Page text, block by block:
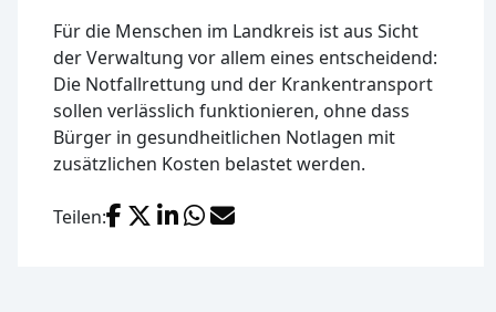
Für die Menschen im Landkreis ist aus Sicht
der Verwaltung vor allem eines entscheidend:
Die Notfallrettung und der Krankentransport
sollen verlässlich funktionieren, ohne dass
Bürger in gesundheitlichen Notlagen mit
zusätzlichen Kosten belastet werden.
Teilen: Facebook
X (Twitter)
LinkedIn
WhatsApp